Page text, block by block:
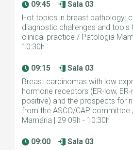
09:45
Sala 03
Hot topics in breast pathology:
diagnostic challenges and tools
clinical practice / Patologia
10:30h
09:15
Sala 03
Breast carcinomas with low
hormone receptors (ER-low,
positive) and the prospects for
from the ASCO/CAP committee
Mamária | 29 09h - 10:30h
09:00
Sala 03